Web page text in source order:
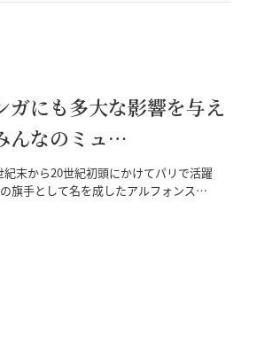
ガにも多大な影響を与え
んなのミュ…
末から20世紀初頭にかけてパリで活躍
旗手として名を成したアルフォンス…